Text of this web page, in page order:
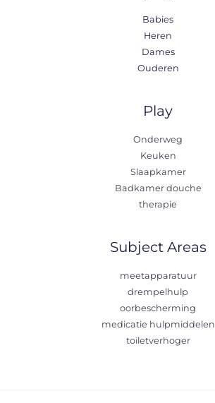
Babies
Heren
Dames
Ouderen
Play
Onderweg
Keuken
Slaapkamer
Badkamer douche
therapie
Subject Areas
meetapparatuur
drempelhulp
oorbescherming
medicatie hulpmiddelen
toiletverhoger